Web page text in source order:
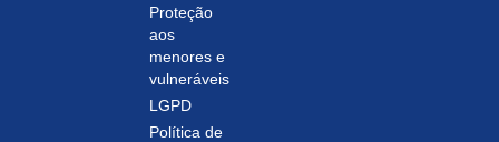
Proteção
aos
menores e
vulneráveis
LGPD
Política de